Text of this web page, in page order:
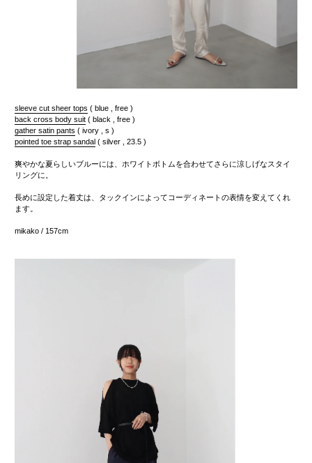
sleeve cut sheer tops ( blue , free )
back cross body suit ( black , free )
gather satin pants ( ivory , s )
pointed toe strap sandal ( silver , 23.5 )
爽やかな夏らしいブルーには、ホワイトボトムを合わせてさらに涼しげなスタイ
リングに。
長めに設定した着丈は、タックインによってコーディネートの表情を変えてくれ
ます。
mikako / 157cm